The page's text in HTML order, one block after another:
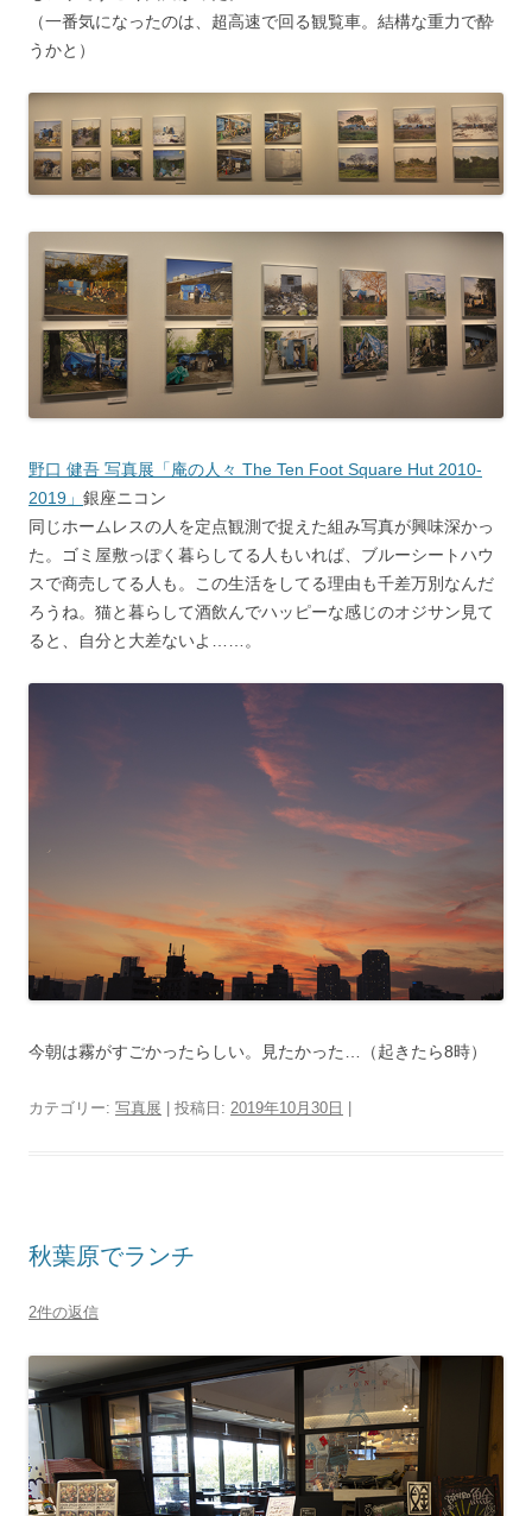
（一番気になったのは、超高速で回る観覧車。結構な重力で酔
うかと）
野口 健吾 写真展「庵の人々 The Ten Foot Square Hut 2010-
2019」 銀座ニコン
同じホームレスの人を定点観測で捉えた組み写真が興味深かっ
た。ゴミ屋敷っぽく暮らしてる人もいれば、ブルーシートハウ
スで商売してる人も。この生活をしてる理由も千差万別なんだ
ろうね。猫と暮らして酒飲んでハッピーな感じのオジサン見て
ると、自分と大差ないよ……。
今朝は霧がすごかったらしい。見たかった…（起きたら8時）
カテゴリー: 写真展 | 投稿日: 2019年10月30日
秋葉原でランチ
2件の返信